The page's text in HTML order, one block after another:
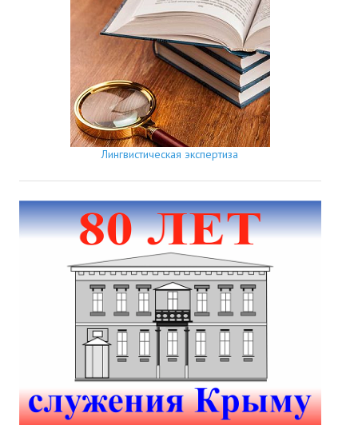
Лингвистическая экспертиза